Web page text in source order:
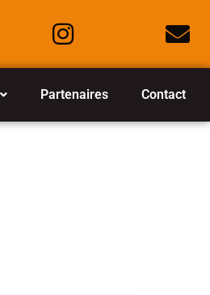
Partenaires Contact